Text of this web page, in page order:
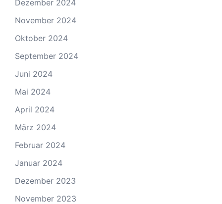
Dezember 2024
November 2024
Oktober 2024
September 2024
Juni 2024
Mai 2024
April 2024
März 2024
Februar 2024
Januar 2024
Dezember 2023
November 2023